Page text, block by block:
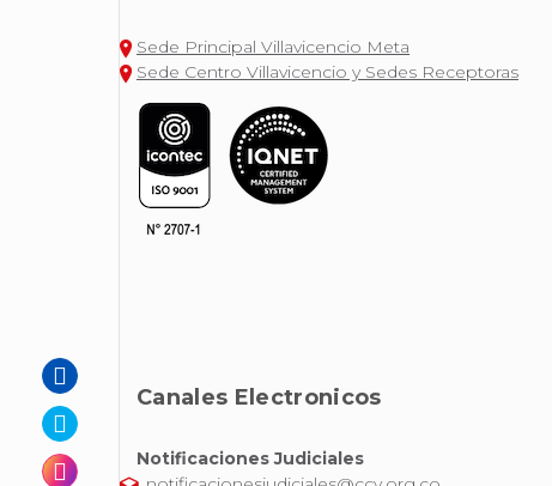
Sede Principal Villavicencio Meta
Sede Centro Villavicencio y Sedes Receptoras
Canales Electronicos
Notificaciones Judiciales